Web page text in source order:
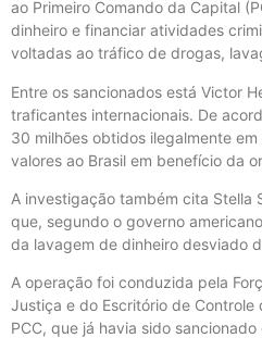
ao Primeiro Comando da Capital
dinheiro e financiar atividades
voltadas ao tráfico de drogas,
Entre os sancionados está Victor
traficantes internacionais. De
30 milhões obtidos ilegalmente
valores ao Brasil em benefício da
A investigação também cita Stella
que, segundo o governo
da lavagem de dinheiro desviado
A operação foi conduzida pela
Justiça e do Escritório de Controle
PCC, que já havia sido